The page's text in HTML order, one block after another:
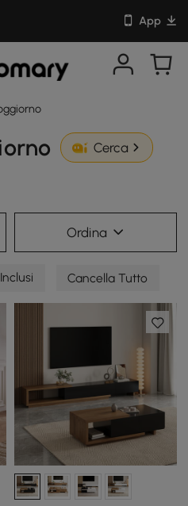
App
Cerca
Ordina
Cancella Tutto